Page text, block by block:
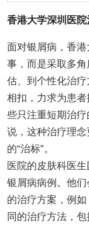
香港大学深圳医
面对银屑病，香
事，而是采取多
估、到个性化治
相扣，力求为患
些只注重短期治
说，这种治疗理念
的“治标”。
医院的皮肤科医
银屑病病例。他
的治疗方案，例
同的治疗方法，